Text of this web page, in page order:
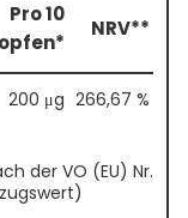
Pro 10
NRV**
200 μg 266,67 %
der VO (EU) Nr.